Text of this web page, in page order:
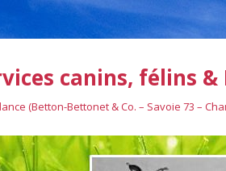
canins, félins &
(Betton-Bettonet & Co. – Savoie 73 –